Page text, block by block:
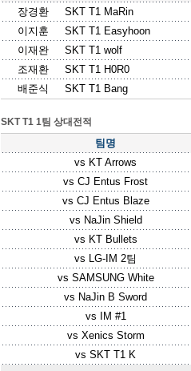
장경환
SKT T1 MaRin
이지훈
SKT T1 Easyhoon
이재완
SKT T1 wolf
조재환
SKT T1 H0R0
배준식
SKT T1 Bang
SKT T1 1팀 상대전적
팀명
vs KT Arrows
vs CJ Entus Frost
vs CJ Entus Blaze
vs NaJin Shield
vs KT Bullets
vs LG-IM 2팀
vs SAMSUNG White
vs NaJin B Sword
vs
IM #1
vs Xenics Storm
vs SKT T1 K